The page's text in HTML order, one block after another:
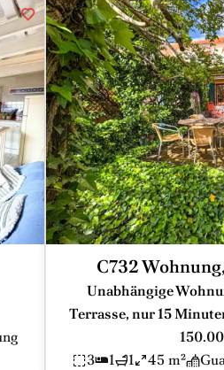
C732
Unabhängige
Terrasse, nur 15
3
1 1 45 m²